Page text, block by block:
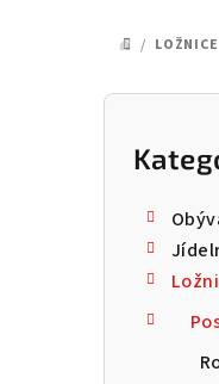
DOMŮ
/ LOŽNICE
P
Přeskočit
kategorie